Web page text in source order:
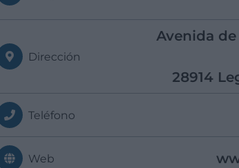
Dirección
Avenida
28914
Teléfono
Web